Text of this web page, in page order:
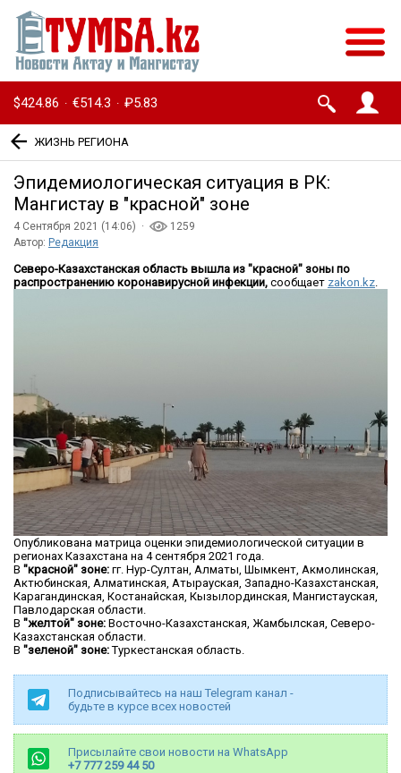
$424.86 · €514.3 · ₽5.83
ЖИЗНЬ РЕГИОНА
Эпидемиологическая ситуация в РК:
Мангистау в ″красной″ зоне
4 Сентября 2021 (14:06) ·
1259
Автор: Редакция
Северо-Казахстанская область вышла из "красной" зоны по
распространению коронавирусной инфекции, сообщает zakon.kz.
Опубликована матрица оценки эпидемиологической ситуации в
регионах Казахстана на 4 сентября 2021 года.
В "красной" зоне: гг. Нур-Султан, Алматы, Шымкент, Акмолинская,
Актюбинская, Алматинская, Атырауская, Западно-Казахстанская,
Карагандинская, Костанайская, Кызылординская, Мангистауская,
Павлодарская области.
В "желтой" зоне: Восточно-Казахстанская, Жамбылская, Северо-
Казахстанская области.
В "зеленой" зоне:Туркестанская область.
Подписывайтесь на наш Telegram канал -
будьте в курсе всех новостей
Присылайте свои новости на WhatsApp
+7 777 259 44 50